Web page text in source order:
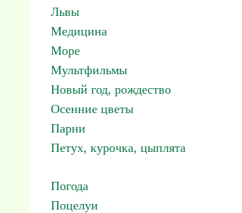
Львы
Медицина
Море
Мультфильмы
Новый год, рождество
Осенние цветы
Парни
Петух, курочка, цыплята
Погода
Поцелуи